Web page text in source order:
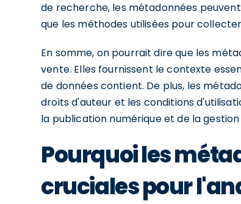
de recherche, les métadonnées
que les méthodes utilisées pour
En somme, on pourrait dire que les
vente. Elles fournissent le contexte
de données contient. De plus, les
droits d'auteur et les conditions
la publication numérique et de la
Pourquoi les
cruciales pour